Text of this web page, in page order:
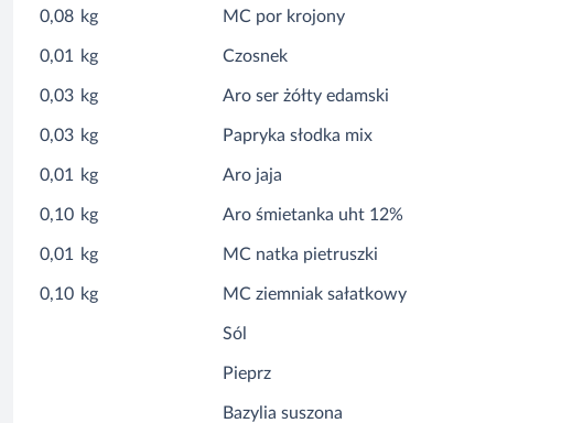
0,08 kg MC por krojony
0,01 kg Czosnek
0,03 kg Aro ser żółty edamski
0,03 kg Papryka słodka mix
0,01 kg Aro jaja
0,10 kg Aro śmietanka uht 12%
0,01 kg MC natka pietruszki
0,10 kg MC ziemniak sałatkowy
Sól
Pieprz
Bazylia suszona